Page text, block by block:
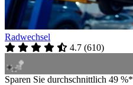
Radwechsel
4.7 (610)
Sparen Sie durchschnittlich 49 %*